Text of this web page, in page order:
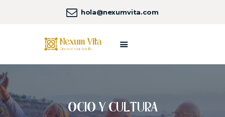
hola@nexumvita.com
OCIO Y CULTURA
SOBRE NEXUM VITA
NUESTROS SERVICIOS
NEXUM LIFE